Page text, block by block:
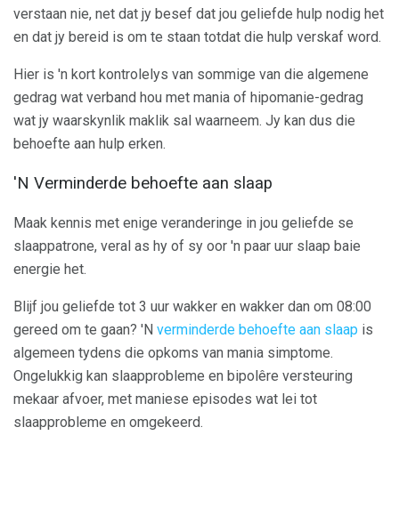
verstaan ​​nie, net dat jy besef dat jou geliefde hulp nodig het
en dat jy bereid is om te staan ​​totdat die hulp verskaf word.
Hier is 'n kort kontrolelys van sommige van die algemene
gedrag wat verband hou met mania of hipomanie-gedrag
wat jy waarskynlik maklik sal waarneem. Jy kan dus die
behoefte aan hulp erken.
'N Verminderde behoefte aan slaap
Maak kennis met enige veranderinge in jou geliefde se
slaappatrone, veral as hy of sy oor 'n paar uur slaap baie
energie het.
Blijf jou geliefde tot 3 uur wakker en wakker dan om 08:00
gereed om te gaan? 'N verminderde behoefte aan slaap is
algemeen tydens die opkoms van mania simptome.
Ongelukkig kan slaapprobleme en bipolêre versteuring
mekaar afvoer, met maniese episodes wat lei tot
slaapprobleme en omgekeerd.